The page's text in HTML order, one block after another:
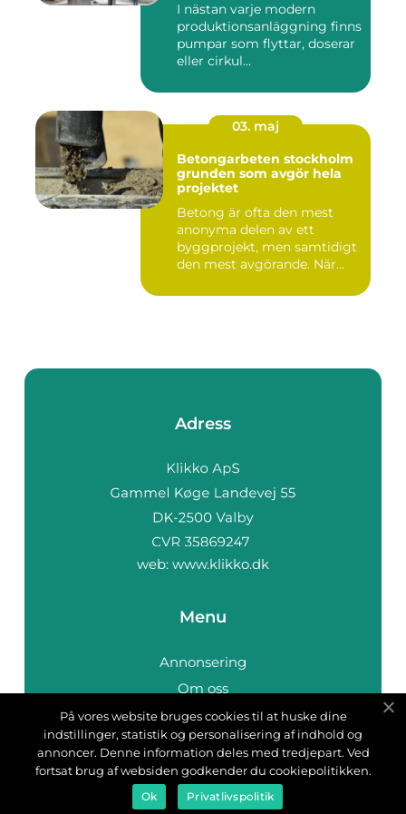
I nästan varje modern
produktionsanläggning finns
pumpar som flyttar, doserar
eller cirkul...
03. maj
Betongarbeten stockholm
grunden som avgör hela
projektet
Betong är ofta den mest
anonyma delen av ett
byggprojekt, men samtidigt
den mest avgörande. När
Adress
web: www.klikko.dk
Menu
Annonsering
Om oss
Cookies
Kontakta oss
Sitemap
På vores website bruges cookies til at huske dine
indstillinger, statistik og personalisering af indhold og
annoncer. Denne information deles med tredjepart. Ved
fortsat brug af websiden godkender du cookiepolitikken.
Ok Privatlivspolitik